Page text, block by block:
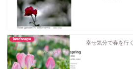
landscape
幸せ気分で春を行く